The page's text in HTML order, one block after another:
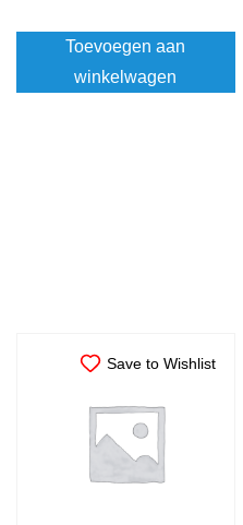
Toevoegen aan
winkelwagen
Save to Wishlist